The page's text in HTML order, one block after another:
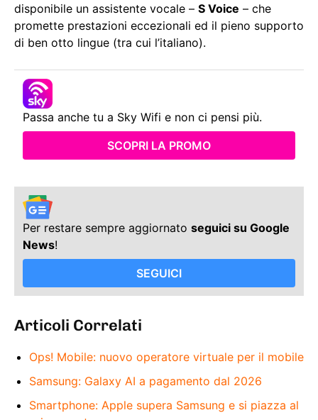
disponibile un assistente vocale – S Voice – che
promette prestazioni eccezionali ed il pieno supporto
di ben otto lingue (tra cui l’italiano).
Passa anche tu a Sky Wifi e non ci pensi più.
SCOPRI LA PROMO
Per restare sempre aggiornato seguici su Google
News!
SEGUICI
Articoli Correlati
Ops! Mobile: nuovo operatore virtuale per il mobile
Samsung: Galaxy AI a pagamento dal 2026
Smartphone: Apple supera Samsung e si piazza al